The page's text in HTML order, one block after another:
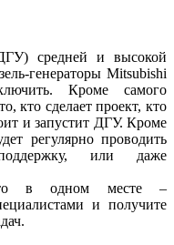
средней и высокой
генераторы Mitsubishi
Кроме самого
кто сделает проект, кто
и запустит ДГУ. Кроме
регулярно проводить
поддержку, или даже
в одном месте –
и получите